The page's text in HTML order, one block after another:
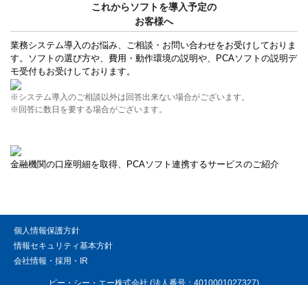
これからソフトを導入予定の
お客様へ
業務システム導入のお悩み、ご相談・お問い合わせをお受けしておりま
す。ソフトの選び方や、費用・動作環境の説明や、PCAソフトの説明デ
モ受付もお受けしております。
※システム導入のご相談以外は回答出来ない場合がございます。
※回答に数日を要する場合がございます。
金融機関の口座明細を取得、PCAソフト連携するサービスのご紹介
個人情報保護方針
情報セキュリティ基本方針
会社情報・採用・IR
ピー・シー・エー株式会社 (法人番号：4010001027327)